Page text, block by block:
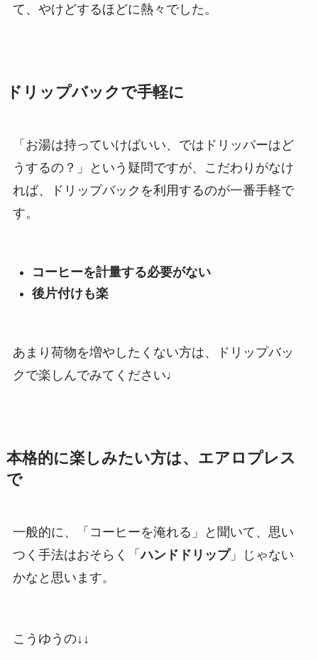
て、やけどするほどに熱々でした。
ドリップバックで手軽に
「お湯は持っていけばいい、ではドリッパーはど
うするの？」という疑問ですが、こだわりがなけ
れば、ドリップバックを利用するのが一番手軽で
す。
コーヒーを計量する必要がない
後片付けも楽
あまり荷物を増やしたくない方は、ドリップバッ
クで楽しんでみてください♩
本格的に楽しみたい方は、エアロプレス
で
一般的に、「コーヒーを淹れる」と聞いて、思い
つく手法はおそらく「ハンドドリップ」じゃない
かなと思います。
こうゆうの↓↓